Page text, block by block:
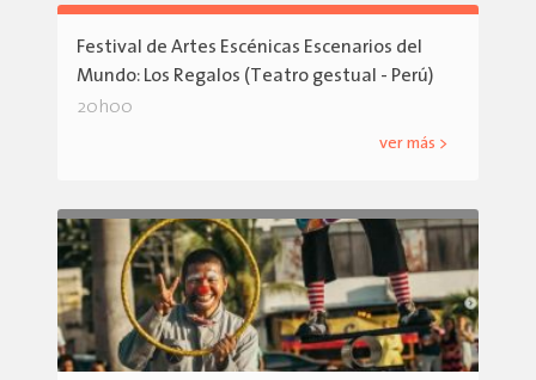
Festival de Artes Escénicas Escenarios del
Mundo: Los Regalos (Teatro gestual - Perú)
20h00
ver más >